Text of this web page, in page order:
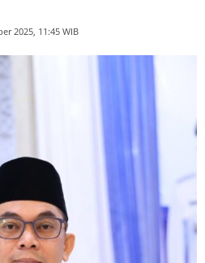
2025, 11:45 WIB